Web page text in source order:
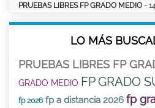
PRUEBAS LIBRES FP GRADO MEDIO -
LO MÁS
PRUEBAS LIBRES FP
GRADO MEDIO FP GRADO
fp 2026 fp a distancia 2026 fp